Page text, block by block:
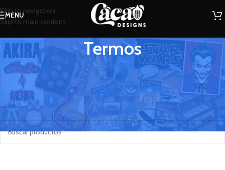
Skip to navigation
Skip to main content
MENU
Termos
Termos estampados
Botilitos Termos
No se han encontrado productos que coincidan con tu selección.